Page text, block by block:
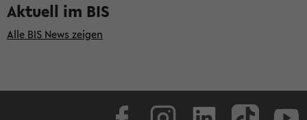
t
e
Aktuell im BIS
Alle BIS News zeigen